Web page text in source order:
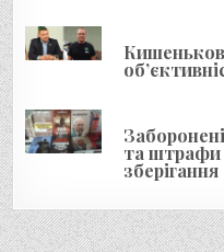
та штрафи
зберігання